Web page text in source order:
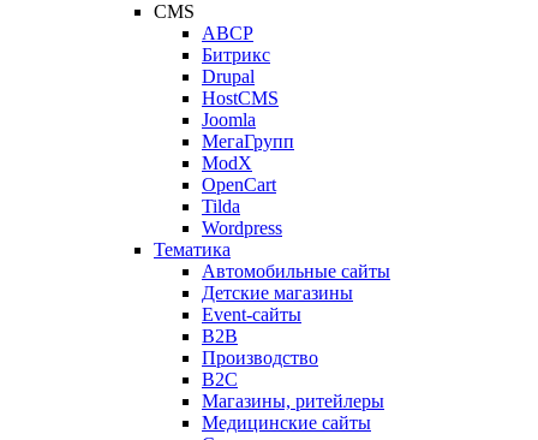
CMS
ABCP
Битрикс
Drupal
HostCMS
Joomla
МегаГрупп
ModX
OpenCart
Tilda
Wordpress
Тематика
Автомобильные сайты
Детские магазины
Event-сайты
B2B
Производство
B2C
Магазины, ритейлеры
Медицинские сайты